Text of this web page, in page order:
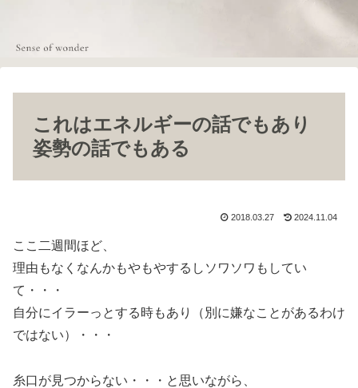
これはエネルギーの話でもあり
姿勢の話でもある
2018.03.27 2024.11.04
ここ二週間ほど、
理由もなくなんかもやもやするしソワソワもしてい
て・・・
自分にイラーっとする時もあり（別に嫌なことがあるわけ
ではない）・・・
糸口が見つからない・・・と思いながら、